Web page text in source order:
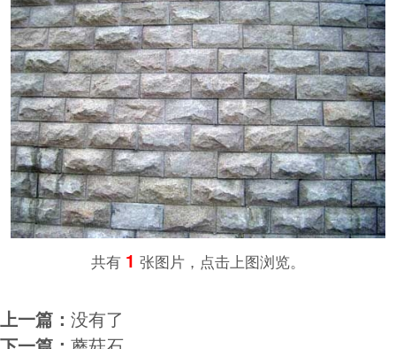
共有 1 张图片，点击上图浏览。
上一篇： 没有了